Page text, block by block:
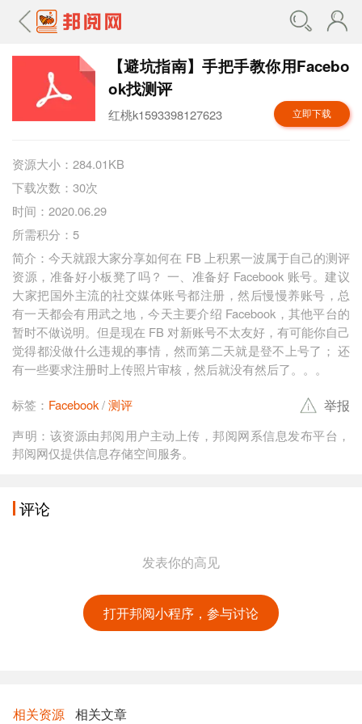
【避坑指南】手把手教你用Facebo
ok找测评
红桃k1593398127623 立即下载
资源大小：284.01KB
下载次数：30次
时间：2020.06.29
所需积分：5
简介：今天就跟大家分享如何在 FB 上积累一波属于自己的测评
资源，准备好小板凳了吗？ 一、准备好 Facebook 账号。建议
大家把国外主流的社交媒体账号都注册，然后慢慢养账号，总
有一天都会有用武之地，今天主要介绍 Facebook，其他平台的
暂时不做说明。但是现在 FB 对新账号不太友好，有可能你自己
觉得都没做什么违规的事情，然而第二天就是登不上号了； 还
有一些要求注册时上传照片审核，然后就没有然后了。。。
标签： Facebook 测评 举报
声明：该资源由邦阅用户主动上传，邦阅网系信息发布平台，
邦阅网仅提供信息存储空间服务。
评论
发表你的高见
打开邦阅小程序，参与讨论
相关资源 相关文章